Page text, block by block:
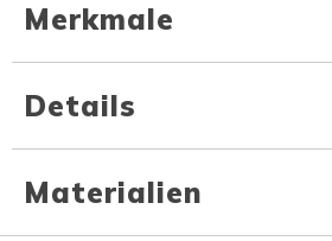
Merkmale
Details
Materialien